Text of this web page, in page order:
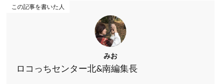
この記事を書いた人
みお
ロコっちセンター北&南編集長